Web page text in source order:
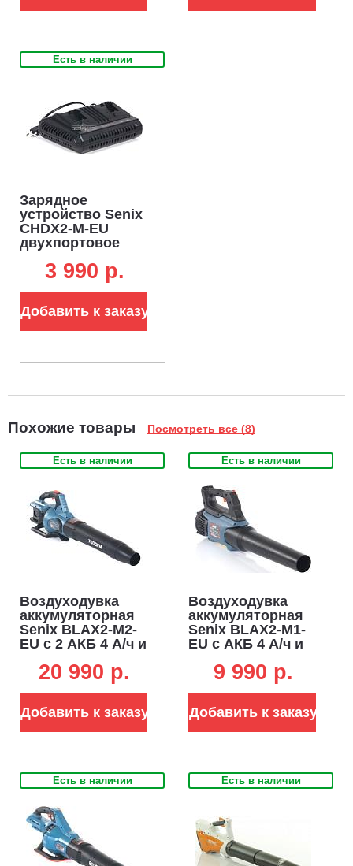
Есть в наличии
Зарядное
устройство Senix
CHDX2-M-EU
двухпортовое
аккумуляторов
3 990 p.
Добавить к заказу
Похожие товары Посмотреть все (8)
Есть в наличии
Воздуходувка
аккумуляторная
Senix BLAX2-M2-
EU с 2 АКБ 4 А/ч и
BL, 60 м/с, 1200
20 990 p.
Добавить к заказу
Есть в наличии
Воздуходувка
аккумуляторная
Senix BLAX2-M1-
EU с АКБ 4 А/ч и
45 м/с, 750 м3/ч,
9 990 p.
Добавить к заказу
Есть в наличии Есть в наличии